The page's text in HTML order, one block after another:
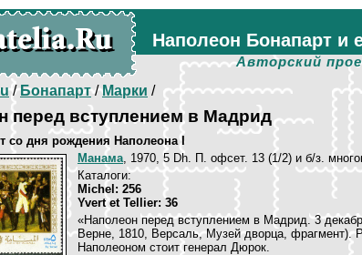
Наполеон Бонапарт и
Авторский
/Бонапарт/Марки /
перед вступлением в Мадрид
со дня рождения Наполеона I
Манама, 1970, 5 Dh. П. офсет. 13 (1/2) и б/з.
Каталоги:
Michel: 256
Yvert et Tellier: 36
«Наполеон перед вступлением в Мадрид. 3
Верне, 1810, Версаль, Музей дворца, фрагмент).
Наполеоном стоит генерал Дюрок.